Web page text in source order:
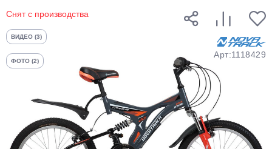
Снят с производства
ВИДЕО (3)
ФОТО (2)
Арт:1118429
График платежей
Добавляйте товары